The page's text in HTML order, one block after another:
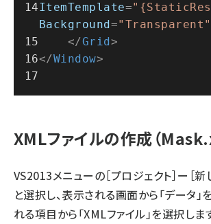
ItemTemplate=
Background="Transparent"
</Grid>
</Window>
XMLファイルの作成（
VS2013メニューの［プロジェクト］ー［
と選択し、表示される画面から「データ」
れる項目から「XMLファイル」を選択しま